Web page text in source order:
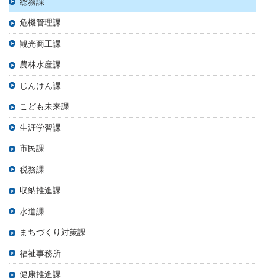
危機管理課
観光商工課
農林水産課
じんけん課
こども未来課
生涯学習課
市民課
税務課
収納推進課
水道課
まちづくり対策課
福祉事務所
健康推進課